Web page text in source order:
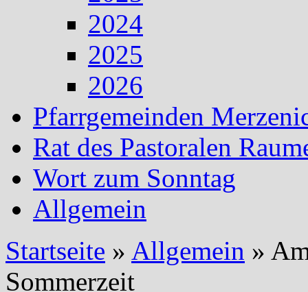
2024
2025
2026
Pfarrgemeinden
Rat des Pastoralen
Wort zum Sonntag
Allgemein
Startseite » Allgemein »
Sommerzeit